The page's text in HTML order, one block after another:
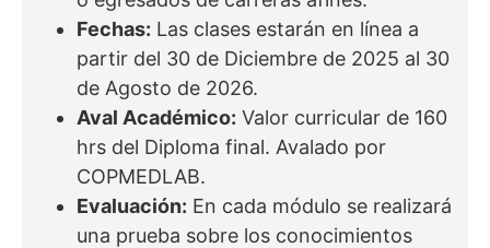
Fechas: Las clases estarán en línea a
partir del 30 de Diciembre de 2025 al 30
de Agosto de 2026.
Aval Académico: Valor curricular de 160
hrs del Diploma final. Avalado por
COPMEDLAB.
Evaluación: En cada módulo se realizará
una prueba sobre los conocimientos